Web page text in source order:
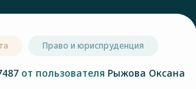
Право и юриспруденция
от пользователя Рыжова Оксана